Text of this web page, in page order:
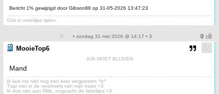
Bericht 1% gewijzigd door Gibson88 op 31-05-2026 13:47:23
Ook in moeilijke tijden.
• zondag 31 mei 2026 @ 14:17 • 3
MooieTop6
JUS MOET BLIJVEN
Mand
Ik laat me niet nog een keer wegpesten ^p^
Trap niet in de verzinsels van mijn hater <3
Ik doe niet aan DMs, ongeacht de fabeltjes <3